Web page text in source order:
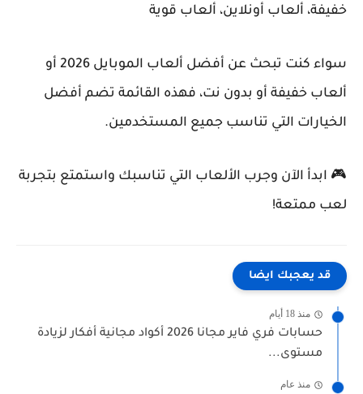
خفيفة، ألعاب أونلاين، ألعاب قوية
سواء كنت تبحث عن أفضل ألعاب الموبايل 2026 أو
ألعاب خفيفة أو بدون نت، فهذه القائمة تضم أفضل
الخيارات التي تناسب جميع المستخدمين.
🎮 ابدأ الآن وجرب الألعاب التي تناسبك واستمتع بتجربة
لعب ممتعة!
قد يعجبك ايضا
منذ 18 أيام
حسابات فري فاير مجانا 2026 أكواد مجانية أفكار لزيادة
مستوى...
منذ عام